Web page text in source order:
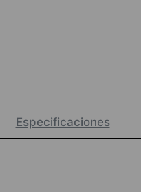
Especificaciones